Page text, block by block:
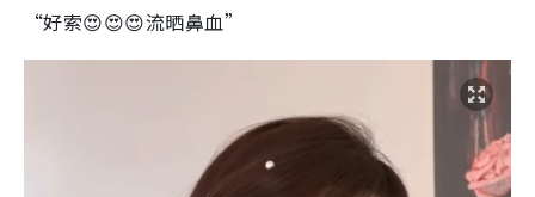
“好索😍😍😍流晒鼻血”